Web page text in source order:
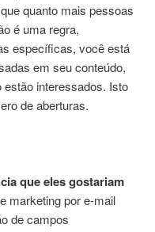
quanto mais pessoas
é uma regra,
específicas, você está
​​em seu conteúdo,
interessados. Isto
de aberturas.
que eles gostariam
marketing por e-mail
de campos